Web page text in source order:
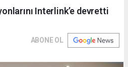
Interlink’e devretti
ABONE OL